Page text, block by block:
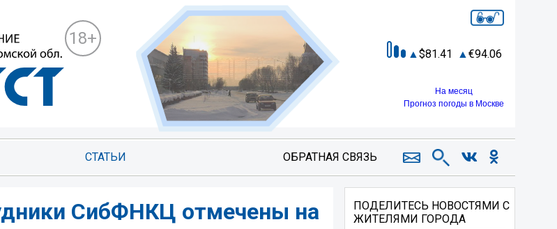
18+
81.41 94.06
На месяц
Прогноз погоды в Москве
СТАТЬИ ОБРАТНАЯ СВЯЗЬ
СибФНКЦ отмечены на
ПОДЕЛИТЕСЬ НОВОСТЯМИ С
ЖИТЕЛЯМИ ГОРОДА